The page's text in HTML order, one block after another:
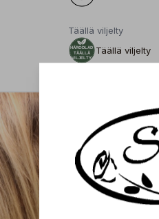
Täällä viljelty
Täällä viljelty